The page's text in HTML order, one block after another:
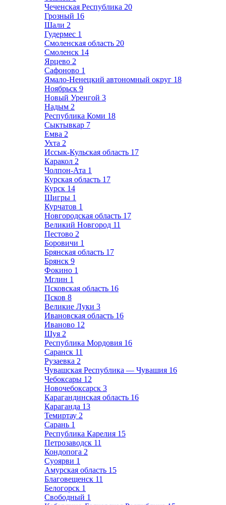
Чеченская Республика 20
Грозный 16
Шали 2
Гудермес 1
Смоленская область 20
Смоленск 14
Ярцево 2
Сафоново 1
Ямало-Ненецкий автономный округ 18
Ноябрьск 9
Новый Уренгой 3
Надым 2
Республика Коми 18
Сыктывкар 7
Емва 2
Ухта 2
Иссык-Кульская область 17
Каракол 2
Чолпон-Ата 1
Курская область 17
Курск 14
Щигры 1
Курчатов 1
Новгородская область 17
Великий Новгород 11
Пестово 2
Боровичи 1
Брянская область 17
Брянск 9
Фокино 1
Мглин 1
Псковская область 16
Псков 8
Великие Луки 3
Ивановская область 16
Иваново 12
Шуя 2
Республика Мордовия 16
Саранск 11
Рузаевка 2
Чувашская Республика — Чувашия 16
Чебоксары 12
Новочебоксарск 3
Карагандинская область 16
Караганда 13
Темиртау 2
Сарань 1
Республика Карелия 15
Петрозаводск 11
Кондопога 2
Суоярви 1
Амурская область 15
Благовещенск 11
Белогорск 1
Свободный 1